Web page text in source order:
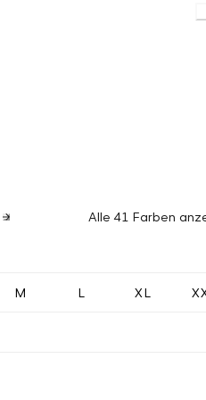
Alle 41 Farben
M L XL